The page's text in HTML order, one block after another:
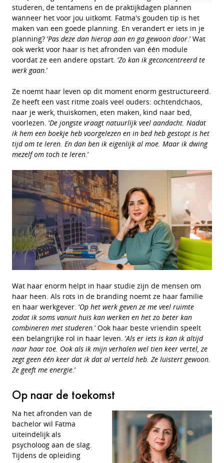
studeren, de tentamens en de praktijkdagen plannen
wanneer het voor jou uitkomt. Fatma's gouden tip is het
maken van een goede planning. En verandert er iets in je
planning? ‘Pas deze dan hierop aan en ga gewoon door.’ Wat
ook werkt voor haar is het afronden van één module
voordat ze een andere opstart. ‘Zo kan ik geconcentreerd te
werk gaan.’
Ze noemt haar leven op dit moment enorm gestructureerd.
Ze heeft een vast ritme zoals veel ouders: ochtendchaos,
naar je werk, thuiskomen, eten maken, kind naar bed,
voorlezen. ‘De jongste vraagt natuurlijk veel aandacht. Nadat
ik hem een boekje heb voorgelezen en in bed heb gestopt is het
tijd om te leren. En dan ben ik eigenlijk al moe. Maar ik dwing
mezelf om toch te leren.’
Wat haar enorm helpt in haar studie zijn de mensen om
haar heen. Als rots in de branding noemt ze haar familie
en haar werkgever. ‘Op het werk geven ze me veel ruimte
zodat ik soms vanuit huis kan werken en het zo beter kan
combineren met studeren.’ Ook haar beste vriendin speelt
een belangrijke rol in haar leven. ‘Als er iets is kan ik altijd
naar haar toe. Ook als ik mijn verhalen wel tien keer vertel, ze
zegt geen één keer dat ik dat al verteld heb. Ze luistert gewoon.
Ze geeft me energie.’
Op naar de toekomst
Na het afronden van de
bachelor wil Fatma
uiteindelijk als
psycholoog aan de slag.
Tijdens de opleiding